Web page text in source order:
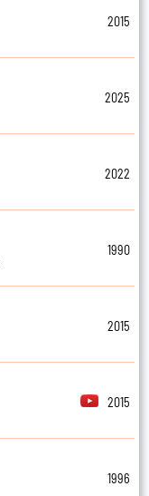
2015
2025
2022
1990
2015
2015
1996